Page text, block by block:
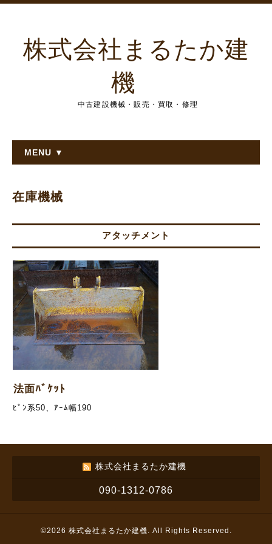
株式会社まるたか建
機
中古建設機械・販売・買取・修理
MENU ▼
在庫機械
アタッチメント
法面ﾊﾞｹｯﾄ
ﾋﾟﾝ系50、ｱｰﾑ幅190
株式会社まるたか建機
090-1312-0786
©2026 株式会社まるたか建機. All Rights Reserved.